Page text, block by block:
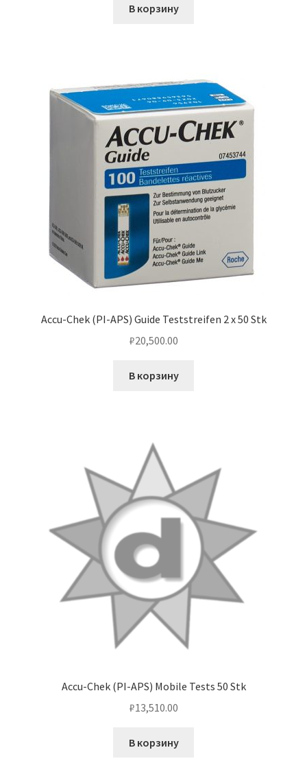
В корзину
Accu-Chek (PI-APS) Guide Teststreifen 2 x 50 Stk
₽20,500.00
В корзину
Accu-Chek (PI-APS) Mobile Tests 50 Stk
₽13,510.00
В корзину